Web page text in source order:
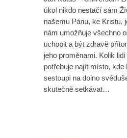
úkol nikdo nestačí sám
našemu Pánu, ke Kristu,
nám umožňuje všechno
uchopit a být zdravě
jeho proměnami. Kolik
potřebuje najít místo, kde
sestoupi na doino
skutečně setkávat…